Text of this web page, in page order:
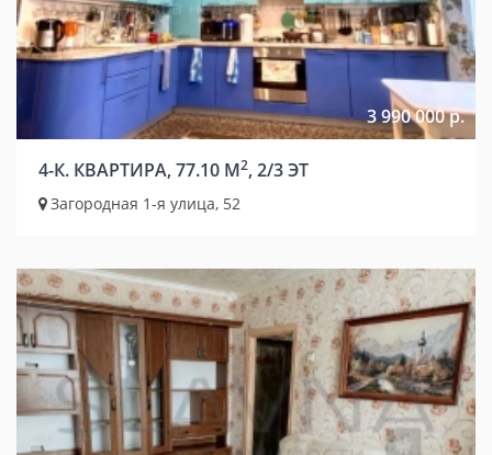
3 990 000 р.
4-К. КВАРТИРА, 77.10 М2, 2/3 ЭТ
Загородная 1-я улица, 52